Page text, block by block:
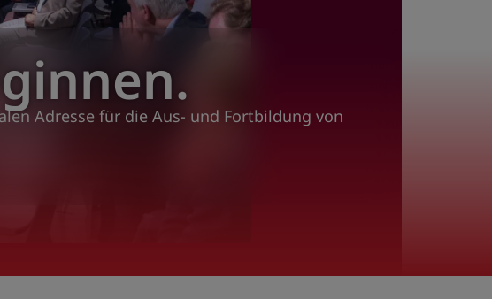
Adresse für die Aus- und Fortbildung von